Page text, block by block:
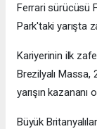
Ferrari sürücüsü
Park'taki yarışta
Kariyerinin ilk
Brezilyalı Massa,
yarışın kazananı
Büyük